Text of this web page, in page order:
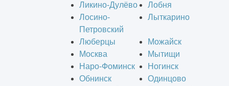
Ликино-Дулёво
Лобня
Лосино-
Петровский
Лыткарино
Люберцы
Можайск
Москва
Мытищи
Наро-Фоминск
Ногинск
Обнинск
Одинцово